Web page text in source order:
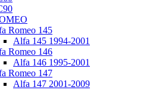
Romeo 145
Alfa 145 1994-2001
Romeo 146
Alfa 146 1995-2001
Romeo 147
Alfa 147 2001-2009